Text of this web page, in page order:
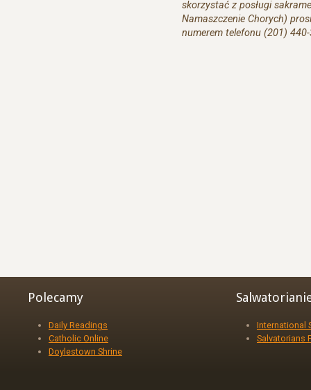
skorzystać z posługi
Namaszczenie Chorych)
numerem telefonu (201)
Polecamy
Daily Readings
Catholic Online
Doylestown Shrine
International
Salvatorians